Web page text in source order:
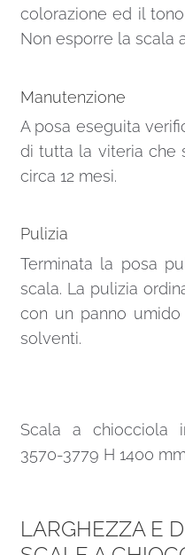
colorazione ed il
Non esporre la scala
Manutenzione
A posa eseguita
di tutta la viteria che
circa 12 mesi.
Pulizia
Terminata la posa
scala. La pulizia
con un panno
solventi.
Scala a chiocciola
3570-3779 H 1400
LARGHEZZA E